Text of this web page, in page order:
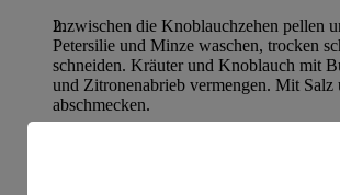
Inzwischen die Knoblauchzehen pellen
Petersilie und Minze waschen, trocken
schneiden. Kräuter und Knoblauch mit
und Zitronenabrieb vermengen. Mit Salz
abschmecken.
Die Artischocken mit dem Kopf nach
Knoblauch-Mischung in das Innere